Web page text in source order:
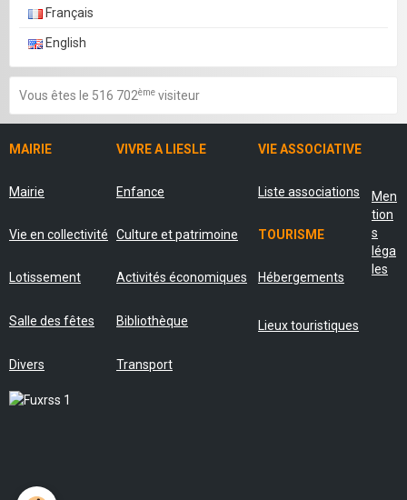
Français
English
Vous êtes le 516 702ème visiteur
MAIRIE VIVRE A LIESLE VIE ASSOCIATIVE
Mairie Enfance Liste associations
Vie en collectivité Culture et patrimoine TOURISME
Lotissement Activités économiques Hébergements
Salle des fêtes Bibliothèque Lieux touristiques
Divers Transport
Men
tion
s
léga
les